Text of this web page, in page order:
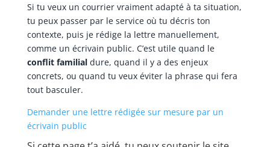
Si tu veux un courrier vraiment adapté à ta situation,
tu peux passer par le service où tu décris ton
contexte, puis je rédige la lettre manuellement,
comme un écrivain public. C’est utile quand le
conflit familialdure, quand il y a des enjeux
concrets, ou quand tu veux éviter la phrase qui fera
tout basculer.
Demander une lettre rédigée sur mesure par un
écrivain public